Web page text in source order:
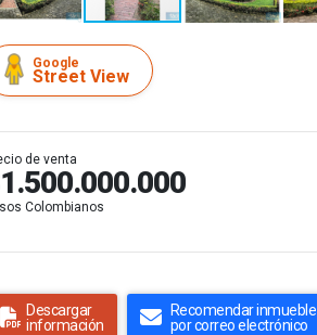
Google
Street View
de venta
Colombianos
Descargar
información
Recomendar inmueble
por correo electrónico